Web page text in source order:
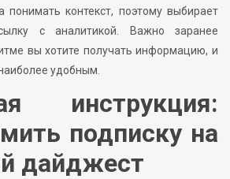
понимать контекст, поэтому выбирает
с аналитикой. Важно заранее
вы хотите получать информацию, и
удобным.
инструкция:
подписку на
дайджест